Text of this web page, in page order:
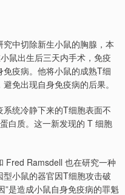
中切除新生小鼠的胸腺，本
鼠出生后三天内手术，免疫
疫病。他将小鼠的成熟T细
免出现自身免疫病的后果。
统冷静下来的T细胞表面不
白质。这一新发现的 T 细胞
Fred Ramsdell 也在研究一种
小鼠的器官因T细胞攻击破
”是造成小鼠自身免疫病的罪魁